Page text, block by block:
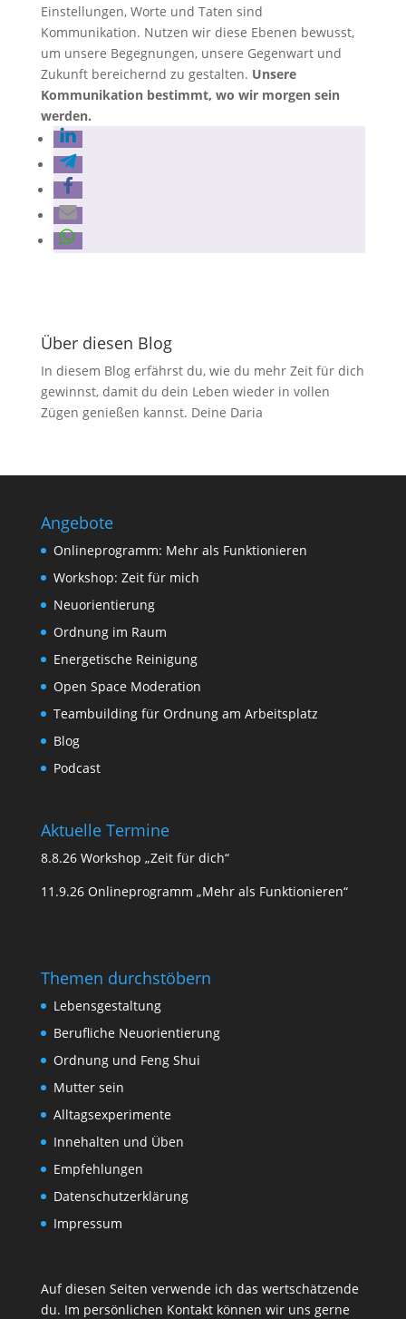
Einstellungen, Worte und Taten sind
Kommunikation. Nutzen wir diese Ebenen bewusst,
um unsere Begegnungen, unsere Gegenwart und
Zukunft bereichernd zu gestalten. Unsere
Kommunikation bestimmt, wo wir morgen sein
werden.
Über diesen Blog
In diesem Blog erfährst du, wie du mehr Zeit für dich
gewinnst, damit du dein Leben wieder in vollen
Zügen genießen kannst. Deine Daria
Angebote
Onlineprogramm: Mehr als Funktionieren
Workshop: Zeit für mich
Neuorientierung
Ordnung im Raum
Energetische Reinigung
Open Space Moderation
Teambuilding für Ordnung am Arbeitsplatz
Blog
Podcast
Aktuelle Termine
8.8.26 Workshop „Zeit für dich“
11.9.26 Onlineprogramm „Mehr als Funktionieren“
Themen durchstöbern
Lebensgestaltung
Berufliche Neuorientierung
Ordnung und Feng Shui
Mutter sein
Alltagsexperimente
Innehalten und Üben
Empfehlungen
Datenschutzerklärung
Impressum
Auf diesen Seiten verwende ich das wertschätzende
du. Im persönlichen Kontakt können wir uns gerne